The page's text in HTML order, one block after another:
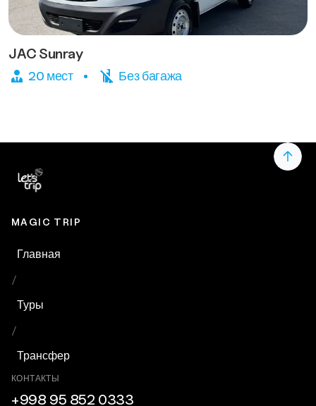
JAC Sunray
20 мест Без багажа
MAGIC TRIP
Главная
/
Туры
/
Трансфер
КОНТАКТЫ
+998 95 852 0333